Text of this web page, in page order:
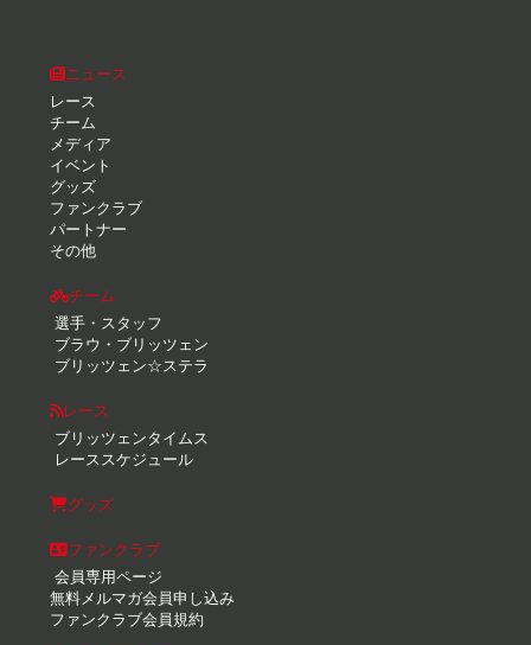
ニュース
レース
チーム
メディア
イベント
グッズ
ファンクラブ
パートナー
その他
チーム
選手・スタッフ
ブラウ・ブリッツェン
ブリッツェン☆ステラ
レース
ブリッツェンタイムス
レーススケジュール
グッズ
ファンクラブ
会員専用ページ
無料メルマガ会員申し込み
ファンクラブ会員規約